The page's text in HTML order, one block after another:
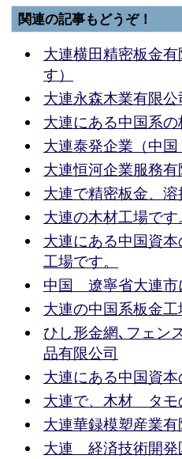
関連の記事もどうぞ！
大連横田精密板金
す）
大連永森木業有限
大連にある中国系
大連泰発企業（中
大連恒河企業服務
大連で精密板金、
大連の木材工場で
大連にある中国資
工場です。
中国 遼寧省大連市
大連の中国系板金
ひし形金網､フェン
品有限公司
大連にある中国資
大連で、木材 タモ
大連華録模塑産業有
大連 経済技術開発